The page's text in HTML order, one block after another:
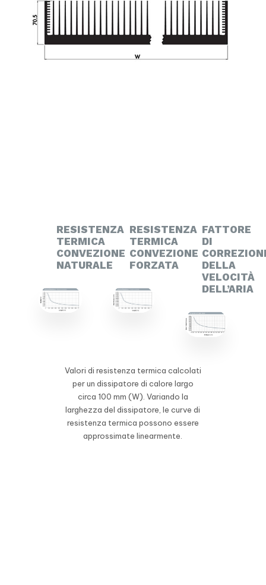
RESISTENZA
TERMICA
CONVEZIONE
NATURALE
RESISTENZA
TERMICA
CONVEZIONE
FORZATA
FATTORE
DI
DELLA
VELOCITÀ
DELL’ARIA
Valori di resistenza termica calcolati
per un dissipatore di calore largo
circa 100 mm (W). Variando la
larghezza del dissipatore, le curve di
resistenza termica possono essere
approssimate linearmente.